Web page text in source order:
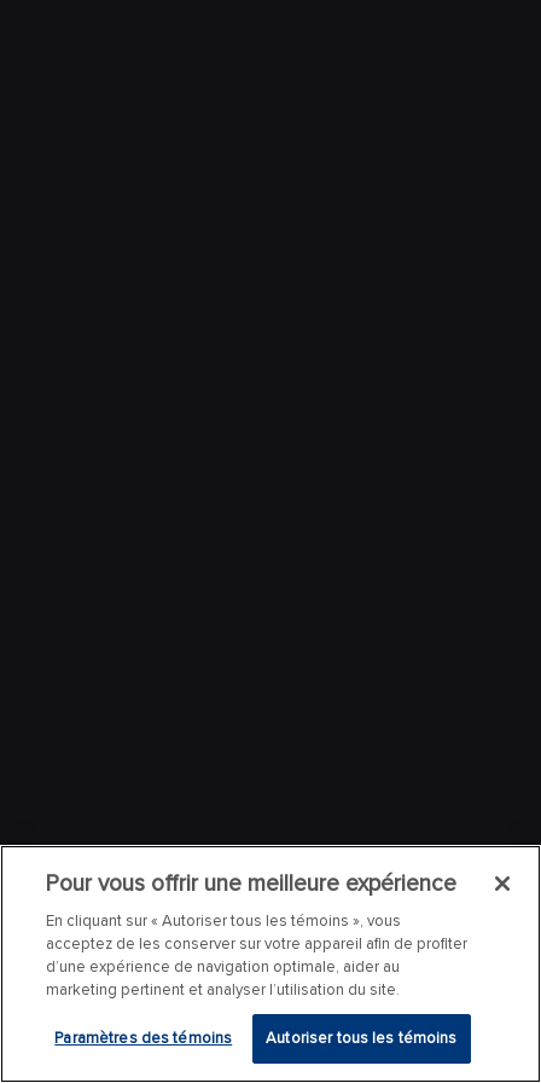
Pour vous offrir une meilleure expérience
En cliquant sur « Autoriser tous les témoins », vous
acceptez de les conserver sur votre appareil afin de profiter
d’une expérience de navigation optimale, aider au
marketing pertinent et analyser l’utilisation du site.
Paramètres des témoins Autoriser tous les témoins